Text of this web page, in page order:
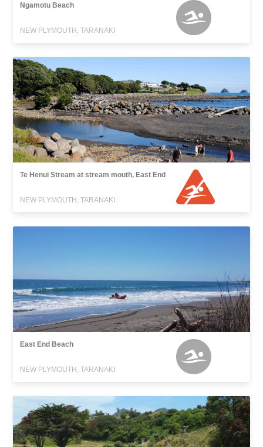
Ngamotu Beach
NEW PLYMOUTH, TARANAKI
Te Henui Stream at stream mouth, East End
NEW PLYMOUTH, TARANAKI
East End Beach
NEW PLYMOUTH, TARANAKI